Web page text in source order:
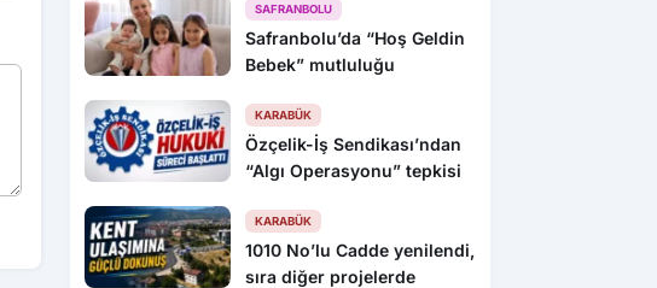
SAFRANBOLU
Safranbolu’da “Hoş Geldin
Bebek” mutluluğu
KARABÜK
Özçelik-İş Sendikası’ndan
“Algı Operasyonu” tepkisi
KARABÜK
1010 No’lu Cadde yenilendi,
sıra diğer projelerde